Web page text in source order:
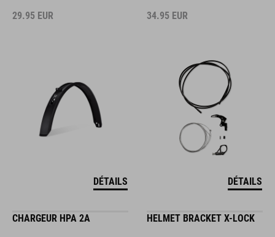
29.95 EUR
DÉTAILS
34.95 EUR
DÉTAILS
CHARGEUR HPA 2A HELMET BRACKET X-LOCK